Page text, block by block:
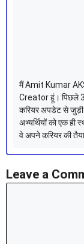
मैं Amit Kumar
Creator हूं। पिछले 3
करियर अपडेट से जुड़ी
अभ्यर्थियों को एक
वे अपने करियर की
Leave a